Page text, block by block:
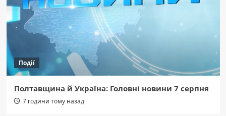
Події
Полтавщина й Україна: Головні новини 7 серпня
7 години тому назад